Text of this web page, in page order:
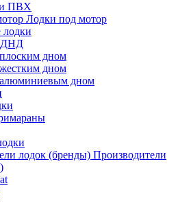
ПВХ
Лодки под мотор
дном
дном
дном
Производители